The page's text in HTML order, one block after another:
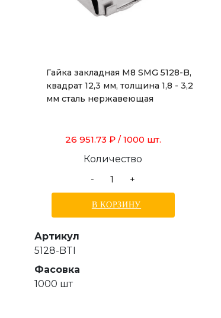
Гайка закладная М8 SMG 5128-B,
квадрат 12,3 мм, толщина 1,8 - 3,2
мм сталь нержавеющая
26 951.73 ₽ / 1000 шт.
Количество
-
+
В КОРЗИНУ
Артикул
5128-BTI
Фасовка
1000 шт